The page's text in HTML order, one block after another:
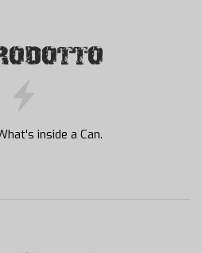
inside a Can.